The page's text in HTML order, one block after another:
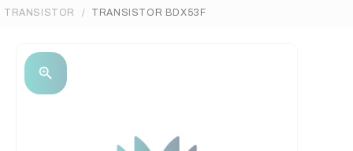
TRANSISTOR
TRANSISTOR BDX53F
zoom_in